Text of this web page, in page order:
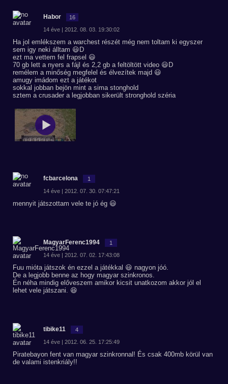
Habor 16
14 éve | 2012. 08. 03. 19:30:02
Ha jol emlékszem a warchest részét még nem toltam ki egyszer
sem igy neki álltam 😃D
ezt ma vettem fel frapsel 😃
70 gb lett a nyers a fájl és 2,2 gb a feltöltött video 😃D
remélem a minőség megfelel és élvezítek majd 😃
amugy imádom ezt a játékot
sokkal jobban bejön mint a sima stonghold
sztem a crusader a legjobban sikerült stronghold széria
fcbarcelona 1
14 éve | 2012. 07. 30. 07:47:21
mennyit játszottam vele te jó ég 😃
MagyarFerenc1994 1
14 éve | 2012. 07. 02. 17:43:08
Fuu mióta játszok én ezzel a játékkal 😃 nagyon jóó.
De a legjobb benne az hogy magyar szinkronos.
Én néha mindig előveszem amikor kicsit unatkozom akkor jól el
lehet vele játszani. 😆
tibike11 4
14 éve | 2012. 06. 25. 17:25:49
Piratebayon fent van magyar szinkronnal! És csak 400mb körül van
de valami istenkriály!!